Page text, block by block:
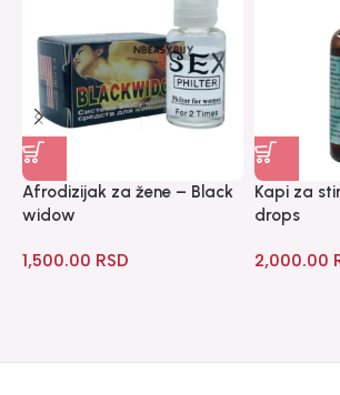
Afrodizijak za žene – Black
widow
1,500.00 RSD
Kapi za
drops
2,000.00